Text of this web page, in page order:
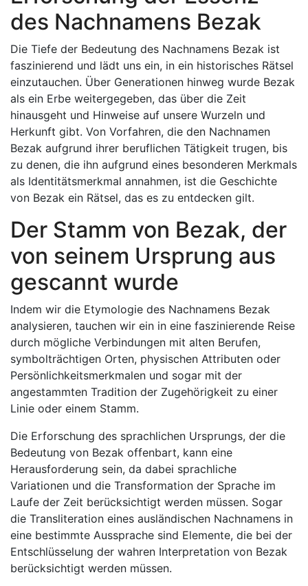
des Nachnamens Bezak
Die Tiefe der Bedeutung des Nachnamens Bezak ist
faszinierend und lädt uns ein, in ein historisches Rätsel
einzutauchen. Über Generationen hinweg wurde Bezak
als ein Erbe weitergegeben, das über die Zeit
hinausgeht und Hinweise auf unsere Wurzeln und
Herkunft gibt. Von Vorfahren, die den Nachnamen
Bezak aufgrund ihrer beruflichen Tätigkeit trugen, bis
zu denen, die ihn aufgrund eines besonderen Merkmals
als Identitätsmerkmal annahmen, ist die Geschichte
von Bezak ein Rätsel, das es zu entdecken gilt.
Der Stamm von Bezak, der
von seinem Ursprung aus
gescannt wurde
Indem wir die Etymologie des Nachnamens Bezak
analysieren, tauchen wir ein in eine faszinierende Reise
durch mögliche Verbindungen mit alten Berufen,
symbolträchtigen Orten, physischen Attributen oder
Persönlichkeitsmerkmalen und sogar mit der
angestammten Tradition der Zugehörigkeit zu einer
Linie oder einem Stamm.
Die Erforschung des sprachlichen Ursprungs, der die
Bedeutung von Bezak offenbart, kann eine
Herausforderung sein, da dabei sprachliche
Variationen und die Transformation der Sprache im
Laufe der Zeit berücksichtigt werden müssen. Sogar
die Transliteration eines ausländischen Nachnamens in
eine bestimmte Aussprache sind Elemente, die bei der
Entschlüsselung der wahren Interpretation von Bezak
berücksichtigt werden müssen.